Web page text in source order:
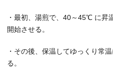
・最初、湯煎で、40～45℃ に昇
開始させる。
・その後、保温してゆっくり常
る。